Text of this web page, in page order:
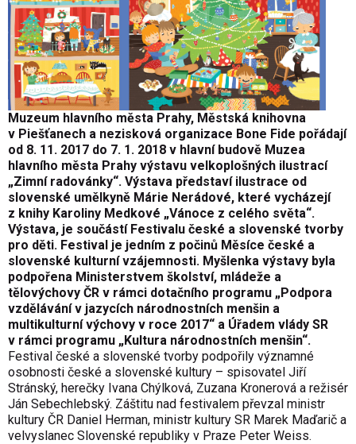
Muzeum hlavního města Prahy, Městská knihovna
v Piešťanech a nezisková organizace Bone Fide pořádají
od 8. 11. 2017 do 7. 1. 2018 v hlavní budově Muzea
hlavního města Prahy výstavu velkoplošných ilustrací
„Zimní radovánky“. Výstava představí ilustrace od
slovenské umělkyně Márie Nerádové, které vycházejí
z knihy Karoliny Medkové „Vánoce z celého světa“.
Výstava, je součástí Festivalu české a slovenské tvorby
pro děti. Festival je jedním z počinů Měsíce české a
slovenské kulturní vzájemnosti. Myšlenka výstavy byla
podpořena Ministerstvem školství, mládeže a
tělovýchovy ČR v rámci dotačního programu „Podpora
vzdělávání v jazycích národnostních menšin a
multikulturní výchovy v roce 2017“ a Úřadem vlády SR
v rámci programu „Kultura národnostních menšin“.
Festival české a slovenské tvorby podpořily významné
osobnosti české a slovenské kultury – spisovatel Jiří
Stránský, herečky Ivana Chýlková, Zuzana Kronerová a režisér
Ján Sebechlebský. Záštitu nad festivalem převzal ministr
kultury ČR Daniel Herman, ministr kultury SR Marek Maďarič a
velvyslanec Slovenské republiky v Praze Peter Weiss.